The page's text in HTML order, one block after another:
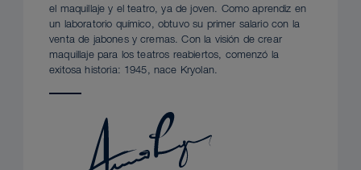
el maquillaje y el teatro, ya de joven. Como aprendiz en
un laboratorio químico, obtuvo su primer salario con la
venta de jabones y cremas. Con la visión de crear
maquillaje para los teatros reabiertos, comenzó la
exitosa historia: 1945, nace Kryolan.